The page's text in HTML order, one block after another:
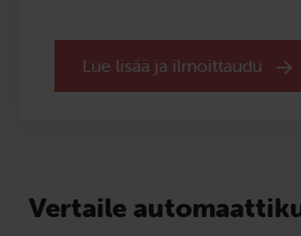
Lue lisää ja ilmoittaudu
Vertaile